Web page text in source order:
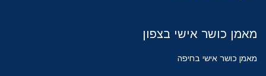
מאמן כושר אישי בצפון
מאמן כושר אישי בחיפה